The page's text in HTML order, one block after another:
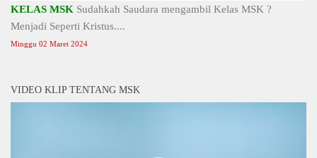
KELAS MSK Sudahkah Saudara mengambil Kelas MSK ?
Menjadi Seperti Kristus....
Minggu 02 Maret 2024
VIDEO KLIP TENTANG MSK